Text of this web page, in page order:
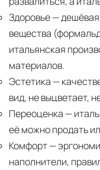
Здоровье—
вещества
итальянская
материалов.
Эстетика —
вид, не выцветает,
Переоценка —
её можно продать
Комфорт—
наполнители,